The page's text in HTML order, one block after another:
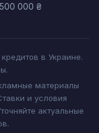
000 ₴
в Украине.
материалы
и условия
актуальные